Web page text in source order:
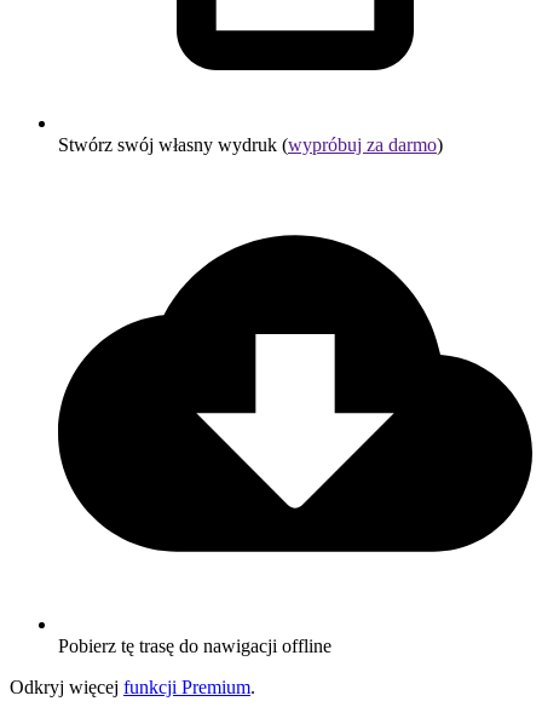
Stwórz swój własny wydruk (wypróbuj za darmo)
Pobierz tę trasę do nawigacji offline
Odkryj więcej funkcji Premium.